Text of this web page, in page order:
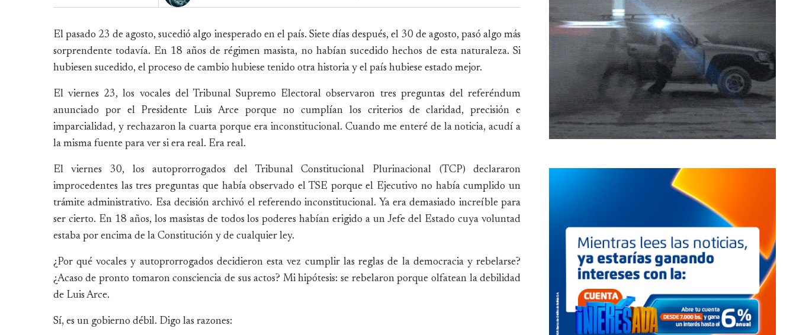
El pasado 23 de agosto, sucedió algo inesperado en el país. Siete días después, el 30 de agosto, pasó algo más
sorprendente todavía. En 18 años de régimen masista, no habían sucedido hechos de esta naturaleza. Si
hubiesen sucedido, el proceso de cambio hubiese tenido otra historia y el país hubiese estado mejor.
El viernes 23, los vocales del Tribunal Supremo Electoral observaron tres preguntas del referéndum
anunciado por el Presidente Luis Arce porque no cumplían los criterios de claridad, precisión e
imparcialidad, y rechazaron la cuarta porque era inconstitucional. Cuando me enteré de la noticia, acudí a
la misma fuente para ver si era real. Era real.
El viernes 30, los autoprorrogados del Tribunal Constitucional Plurinacional (TCP) declararon
improcedentes las tres preguntas que había observado el TSE porque el Ejecutivo no había cumplido un
trámite administrativo. Esa decisión archivó el referendo inconstitucional. Ya era demasiado increíble para
ser cierto. En 18 años, los masistas de todos los poderes habían erigido a un Jefe del Estado cuya voluntad
estaba por encima de la Constitución y de cualquier ley.
¿Por qué vocales y autoprorrogados decidieron esta vez cumplir las reglas de la democracia y rebelarse?
¿Acaso de pronto tomaron consciencia de sus actos? Mi hipótesis: se rebelaron porque olfatean la debilidad
de Luis Arce.
Sí, es un gobierno débil. Digo las razones: